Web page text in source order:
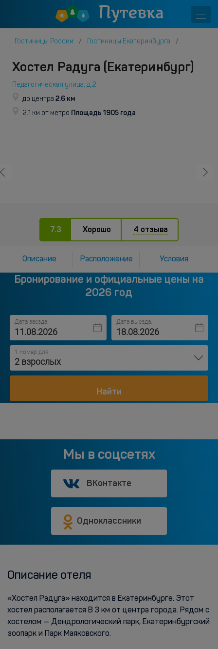
Гостиницы России Гостиницы Екатеринбурга
Хостел Радуга (Екатеринбург)
Педагогическая улица, д.2
до центра 2.6 км
2.1 км от метро Площадь 1905 года
7.3 Хорошо 4 отзыва
Описание Расположение Условия
Бронирование и официальные цены на
2026 год
Дата заезда: Дата выезда:
1 номер для
2 взрослых
Найти
Мы в соцсетях
ВКонтакте
Одноклассники
Описание отеля
«Хостел Радуга» находится в Екатеринбурге. Этот
хостел располагается В 3 км от центра города. Рядом с
хостелом — Дендрологический парк, Екатеринбургский
зоопарк и Парк Маяковского.